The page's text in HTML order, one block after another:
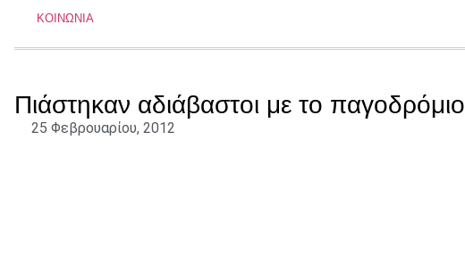
ΚΟΙΝΩΝΙΑ
Πιάστηκαν αδιάβαστοι με το παγοδρόμιο
25 Φεβρουαρίου, 2012